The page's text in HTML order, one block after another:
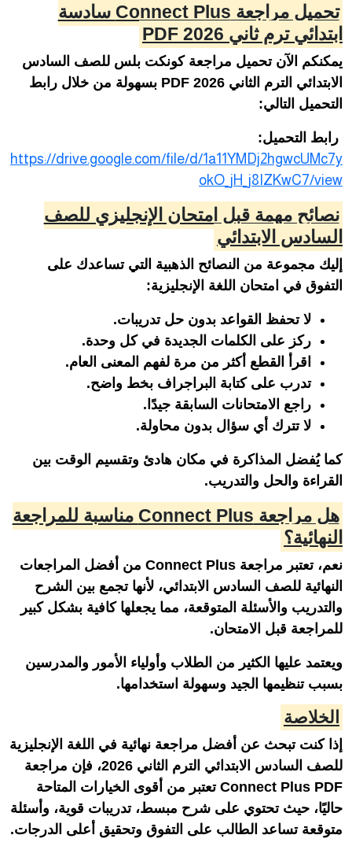
تحميل مراجعة Connect Plus سادسة
ابتدائي ترم ثاني 2026 PDF
يمكنكم الآن تحميل مراجعة كونكت بلس للصف السادس
الابتدائي الترم الثاني 2026 PDF بسهولة من خلال رابط
التحميل التالي:
رابط التحميل:
https://drive.google.com/file/d/1a11YMDj2hgwcUMc7y
okO_jH_j8IZKwC7/view
نصائح مهمة قبل امتحان الإنجليزي للصف
السادس الابتدائي
إليك مجموعة من النصائح الذهبية التي تساعدك على
التفوق في امتحان اللغة الإنجليزية:
لا تحفظ القواعد بدون حل تدريبات.
ركز على الكلمات الجديدة في كل وحدة.
اقرأ القطع أكثر من مرة لفهم المعنى العام.
تدرب على كتابة البراجراف بخط واضح.
راجع الامتحانات السابقة جيدًا.
لا تترك أي سؤال بدون محاولة.
كما يُفضل المذاكرة في مكان هادئ وتقسيم الوقت بين
القراءة والحل والتدريب.
هل مراجعة Connect Plus مناسبة للمراجعة
النهائية؟
نعم، تعتبر مراجعة Connect Plus من أفضل المراجعات
النهائية للصف السادس الابتدائي، لأنها تجمع بين الشرح
والتدريب والأسئلة المتوقعة، مما يجعلها كافية بشكل كبير
للمراجعة قبل الامتحان.
ويعتمد عليها الكثير من الطلاب وأولياء الأمور والمدرسين
بسبب تنظيمها الجيد وسهولة استخدامها.
الخلاصة
إذا كنت تبحث عن أفضل مراجعة نهائية في اللغة الإنجليزية
للصف السادس الابتدائي الترم الثاني 2026، فإن مراجعة
Connect Plus PDF تعتبر من أقوى الخيارات المتاحة
حاليًا، حيث تحتوي على شرح مبسط، تدريبات قوية، وأسئلة
متوقعة تساعد الطالب على التفوق وتحقيق أعلى الدرجات.